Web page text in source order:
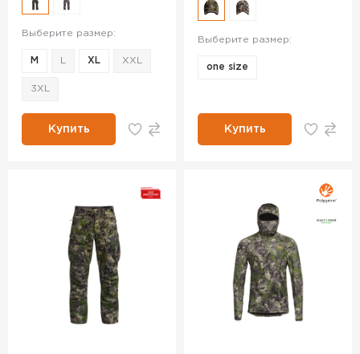
Выберите размер:
M XL XXL
3XL
Купить
Выберите размер:
one size
Купить